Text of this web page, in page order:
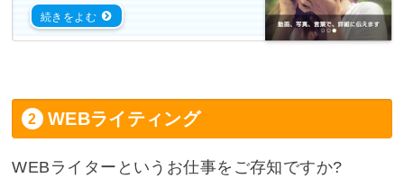
WEBライティング
WEBライターというお仕事をご存知ですか?